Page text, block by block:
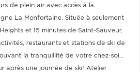
de plein air avec accès à la
La Monfortaine. Située à seulement
et 15 minutes de Saint-Sauveur,
restaurants et stations de ski de
la tranquillité de votre chez-soi...
après une journée de ski! Atelier